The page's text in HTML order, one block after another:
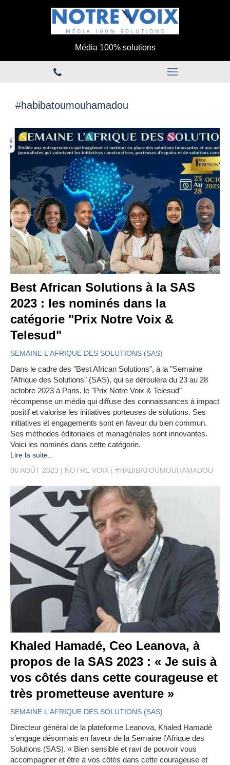
Média 100% solutions
#habibatoumouhamadou
Best African Solutions à la SAS
2023 : les nominés dans la
catégorie "Prix Notre Voix &
Telesud"
SEMAINE L'AFRIQUE DES SOLUTIONS (SAS)
Dans le cadre des "Best African Solutions", à la "Semaine
l’Afrique des Solutions" (SAS), qui se déroulera du 23 au 28
octobre 2023 à Paris, le "Prix Notre Voix & Telesud"
récompense un média qui diffuse des connaissances à impact
positif et valorise les initiatives porteuses de solutions. Ses
initiatives et engagements sont en faveur du bien commun.
Ses méthodes éditoriales et managériales sont innovantes.
Voici les nominés dans cette catégorie.
Lire la suite...
06 AOÛT 2023
NOTRE VOIX #HABIBATOUMOUHAMADOU
Khaled Hamadé, Ceo Leanova, à
propos de la SAS 2023 : « Je suis à
vos côtés dans cette courageuse et
très prometteuse aventure »
SEMAINE L'AFRIQUE DES SOLUTIONS (SAS)
Directeur général de la plateforme Leanova, Khaled Hamadé
s’engage désormais en faveur de la Semaine l’Afrique des
Solutions (SAS). « Bien sensible et ravi de pouvoir vous
accompagner et être à vos côtés dans cette courageuse et